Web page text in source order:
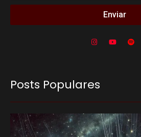
Enviar
Posts Populares